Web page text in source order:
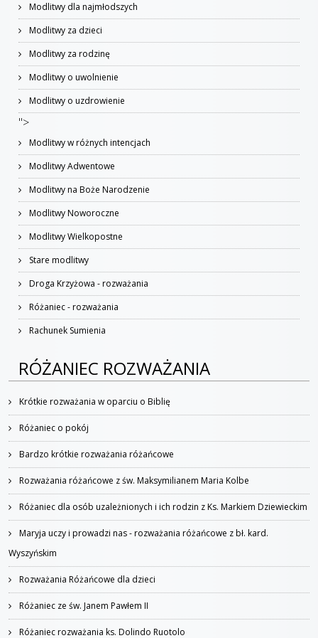
Modlitwy dla najmłodszych
Modlitwy za dzieci
Modlitwy za rodzinę
Modlitwy o uwolnienie
Modlitwy o uzdrowienie
">
Modlitwy w różnych intencjach
Modlitwy Adwentowe
Modlitwy na Boże Narodzenie
Modlitwy Noworoczne
Modlitwy Wielkopostne
Stare modlitwy
Droga Krzyżowa - rozważania
Różaniec - rozważania
Rachunek Sumienia
RÓŻANIEC ROZWAŻANIA
Krótkie rozważania w oparciu o Biblię
Różaniec o pokój
Bardzo krótkie rozważania różańcowe
Rozważania różańcowe z św. Maksymilianem Maria Kolbe
Różaniec dla osób uzależnionych i ich rodzin z Ks. Markiem Dziewieckim
Maryja uczy i prowadzi nas - rozważania różańcowe z bł. kard.
Wyszyńskim
Rozważania Różańcowe dla dzieci
Różaniec ze św. Janem Pawłem II
Różaniec rozważania ks. Dolindo Ruotolo